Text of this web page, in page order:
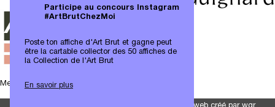
Participe au concours Instagram
#ArtBrutChezMoi
Poste ton affiche d'Art Brut et gagne peut
être la cartable collector des 50 affiches de
la Collection de l'Art Brut
En savoir plus
Mentions légales|Protection des données